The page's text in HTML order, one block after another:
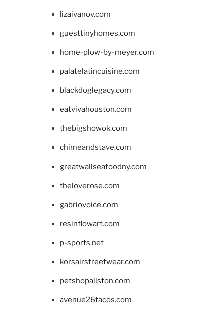
lizaivanov.com
guesttinyhomes.com
home-plow-by-meyer.com
palatelatincuisine.com
blackdoglegacy.com
eatvivahouston.com
thebigshowok.com
chimeandstave.com
greatwallseafoodny.com
theloverose.com
gabriovoice.com
resinflowart.com
p-sports.net
korsairstreetwear.com
petshopallston.com
avenue26tacos.com